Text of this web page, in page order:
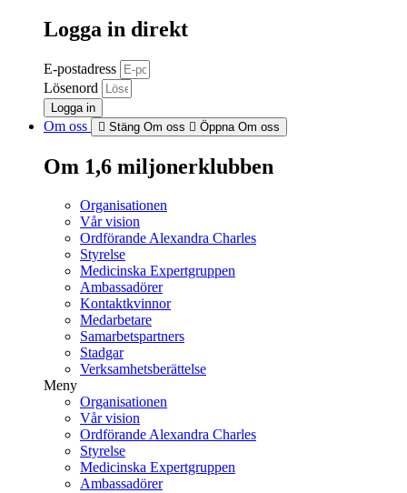
Logga in direkt
E-postadress
Lösenord
Logga in
Om oss Stäng Om oss Öppna Om oss
Om 1,6 miljonerklubben
Organisationen
Vår vision
Ordförande Alexandra Charles
Styrelse
Medicinska Expertgruppen
Ambassadörer
Kontaktkvinnor
Medarbetare
Samarbetspartners
Stadgar
Verksamhetsberättelse
Meny
Organisationen
Vår vision
Ordförande Alexandra Charles
Styrelse
Medicinska Expertgruppen
Ambassadörer